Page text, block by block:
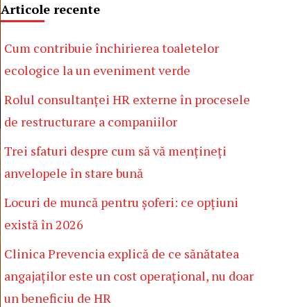
Articole recente
Cum contribuie închirierea toaletelor
ecologice la un eveniment verde
Rolul consultanței HR externe în procesele
de restructurare a companiilor
Trei sfaturi despre cum să vă mențineți
anvelopele în stare bună
Locuri de muncă pentru șoferi: ce opțiuni
există în 2026
Clinica Prevencia explică de ce sănătatea
angajaților este un cost operațional, nu doar
un beneficiu de HR